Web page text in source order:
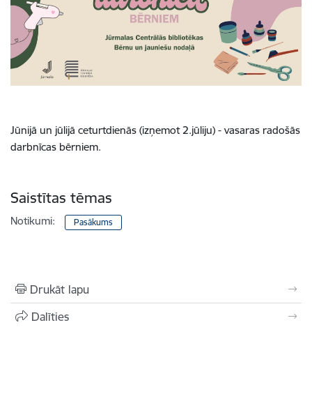
Jūnijā un jūlijā ceturtdienās (izņemot 2.jūliju) - vasaras radošās
darbnīcas bērniem.
Saistītas tēmas
Notikumi: Pasākums
Drukāt lapu
Dalīties